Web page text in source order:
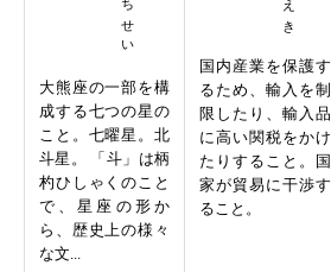
大熊座の一部を構
成する七つの星の
こと。七曜星。北
斗星。 「斗」は柄
杓ひしゃくのこと
で、星座の形か
ら、歴史上の様々
な文...
国内産業を保護す
るため、輸入を制
限したり、輸入品
に高い関税をかけ
たりすること。国
家が貿易に干渉す
ること。